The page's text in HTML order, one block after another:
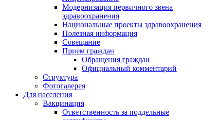
Модернизация первичного звена
здравоохранения
Национальные проекты здравоохранения
Полезная информация
Совещание
Прием граждан
Обращения граждан
Официальный комментарий
Структура
Фотогалерея
Для населения
Вакцинация
Ответственность за поддельные